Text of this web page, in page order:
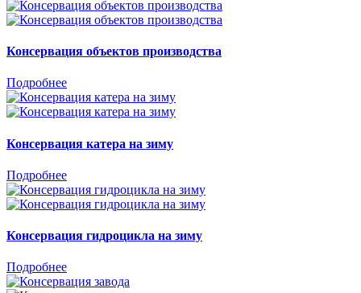
Консервация объектов производства
Подробнее
Консервация катера на зиму
Подробнее
Консервация гидроцикла на зиму
Подробнее